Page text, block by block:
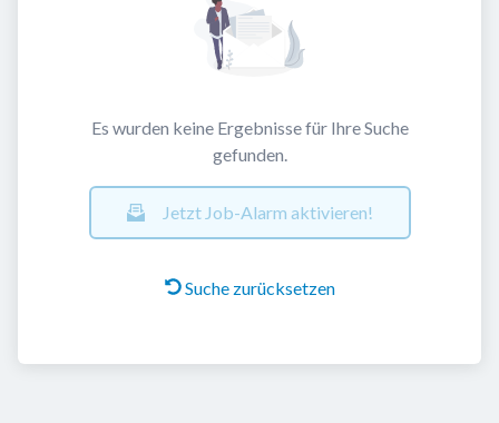
Es wurden keine Ergebnisse für Ihre Suche
gefunden.
Jetzt Job-Alarm aktivieren!
Suche zurücksetzen